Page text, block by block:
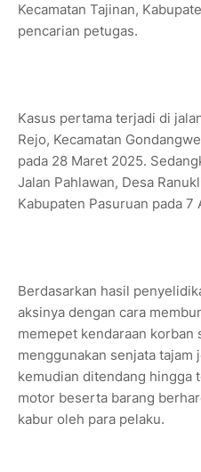
Kecamatan Tajinan,
pencarian petugas.
Kasus pertama terjadi di
Rejo, Kecamatan
pada 28 Maret 2025.
Jalan Pahlawan, Desa
Kabupaten Pasuruan pada 7
Berdasarkan hasil
aksinya dengan cara
memepet kendaraan korban
menggunakan senjata tajam
kemudian ditendang hingga
motor beserta barang
kabur oleh para pelaku.